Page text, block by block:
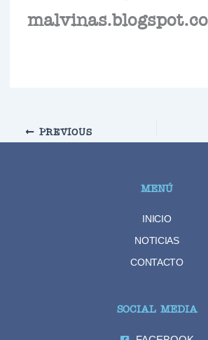
PREVIOUS
MENÚ
INICIO
NOTICIAS
CONTACTO
SOCIAL MEDIA